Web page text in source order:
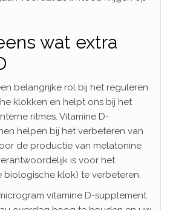
wat extra
belangrijke rol bij het reguleren
klokken en helpt ons bij het
ritmes. Vitamine D-
helpen bij het verbeteren van
de productie van melatonine
is voor het
biologische klok) te verbeteren.
vitamine D-supplement